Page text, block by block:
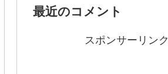
最近のコメント
スポンサーリンク